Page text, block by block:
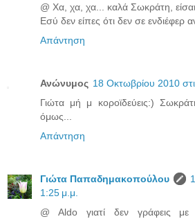
@ Χα, χα, χα... καλά Σωκράτη,
Εσύ δεν είπες ότι δεν σε ενδιέφερ
Απάντηση
Ανώνυμος 18 Οκτωβρίου 2010
Γιώτα μή μ κοροϊδεύεις:)
όμως...
Απάντηση
Γιώτα Παπαδημακοπούλου
1:25 μ.μ.
@ Aldo γιατί δεν γράφεις